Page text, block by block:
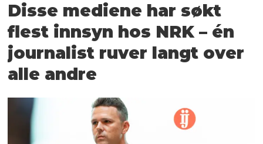
Disse mediene har søkt
flest innsyn hos NRK – én
journalist ruver langt over
alle andre